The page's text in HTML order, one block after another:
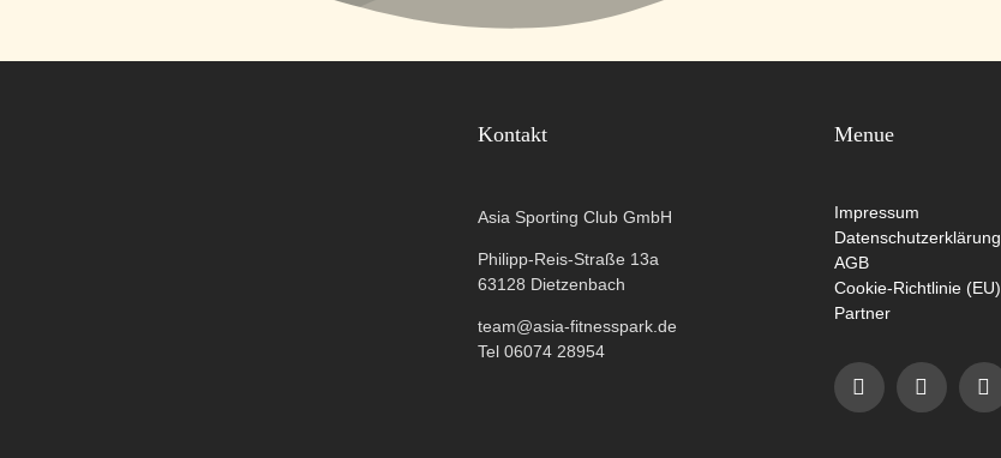
Kontakt
Asia Sporting Club GmbH
Philipp-Reis-Straße 13a
63128 Dietzenbach
team@asia-fitnesspark.de
Tel 06074 28954
Menue
Impressum
Datenschutzerklärung
AGB
Cookie-Richtlinie (EU)
Partner